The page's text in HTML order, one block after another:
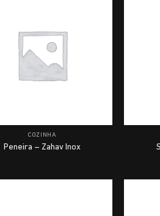
COZINHA
Peneira – Zahav Inox